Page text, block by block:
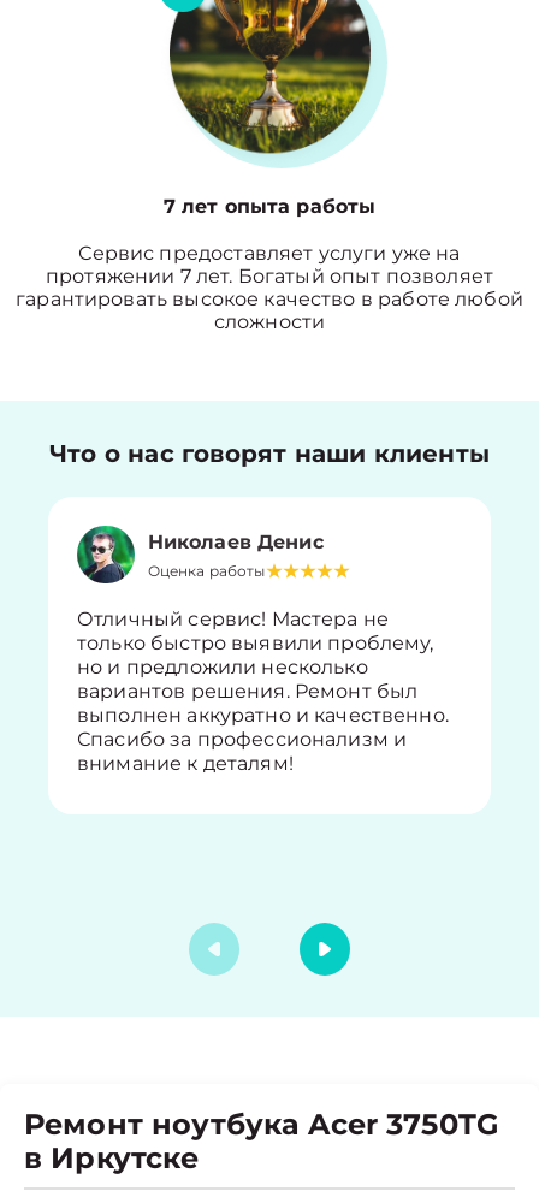
7 лет опыта работы
Сервис предоставляет услуги уже на
протяжении 7 лет. Богатый опыт позволяет
гарантировать высокое качество в работе любой
сложности
Что о нас говорят наши клиенты
Николаев Денис
Оценка работы
Отличный сервис! Мастера не
только быстро выявили проблему,
но и предложили несколько
вариантов решения. Ремонт был
выполнен аккуратно и качественно.
Спасибо за профессионализм и
внимание к деталям!
Ремонт ноутбука Acer 3750TG
в Иркутске